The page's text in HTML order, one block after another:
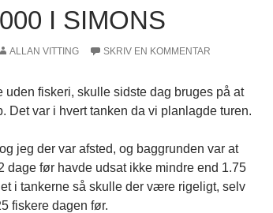
I SIMONS
ALLAN VITTING SKRIV EN KOMMENTAR
uden fiskeri, skulle sidste dag bruges på at
Det var i hvert tanken da vi planlagde turen.
jeg der var afsted, og baggrunden var at
dage før havde udsat ikke mindre end 1.75
i tankerne så skulle der være rigeligt, selv
fiskere dagen før.